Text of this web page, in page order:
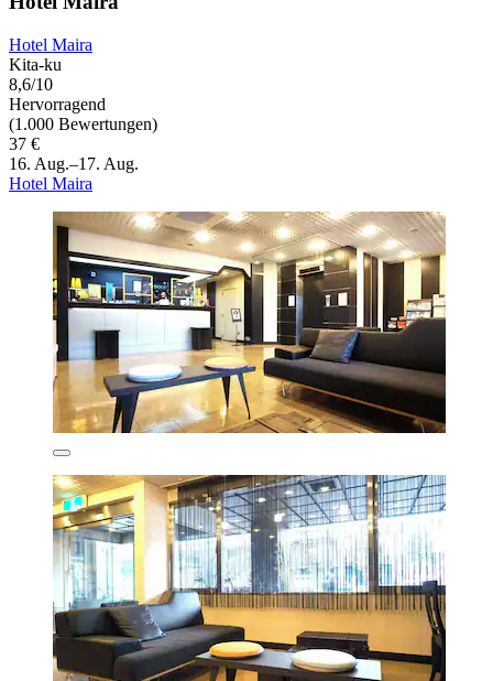
Hotel Maira
Kita-ku
8,6/10
Hervorragend
(1.000 Bewertungen)
37 €
16. Aug.–17. Aug.
Hotel Maira